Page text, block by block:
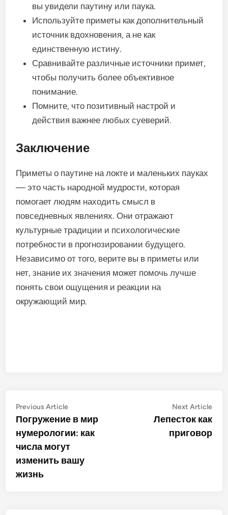
вы увидели паутину или паука.
Используйте приметы как дополнительный
источник вдохновения, а не как
единственную истину.
Сравнивайте различные источники примет,
чтобы получить более объективное
понимание.
Помните, что позитивный настрой и
действия важнее любых суеверий.
Заключение
Приметы о паутине на локте и маленьких пауках
— это часть народной мудрости, которая
помогает людям находить смысл в
повседневных явлениях. Они отражают
культурные традиции и психологические
потребности в прогнозировании будущего.
Независимо от того, верите вы в приметы или
нет, знание их значения может помочь лучше
понять свои ощущения и реакции на
окружающий мир.
Post
navigation
Previous ArticlePrevious
article:
Погружение в мир
нумерологии: как
числа могут
изменить вашу
жизнь
Next Article
Лепесток как
приговор